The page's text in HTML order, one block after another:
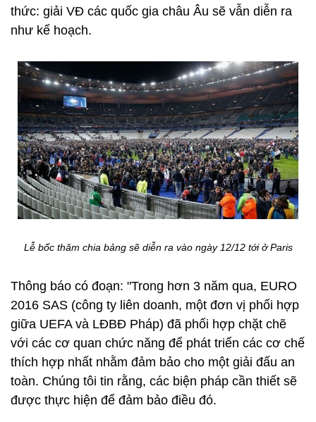
thức: giải VĐ các quốc gia châu Âu sẽ vẫn diễn ra
như kế hoạch.
Lễ bốc thăm chia bảng sẽ diễn ra vào ngày 12/12 tới ở Paris
Thông báo có đoạn: "Trong hơn 3 năm qua, EURO
2016 SAS (công ty liên doanh, một đơn vị phối hợp
giữa UEFA và LĐBĐ Pháp) đã phối hợp chặt chẽ
với các cơ quan chức năng để phát triển các cơ chế
thích hợp nhất nhằm đảm bảo cho một giải đấu an
toàn. Chúng tôi tin rằng, các biện pháp cần thiết sẽ
được thực hiện để đảm bảo điều đó.